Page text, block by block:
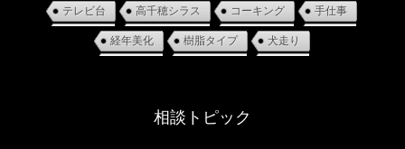
テレビ台 高千穂シラス コーキング 手仕事
経年美化 樹脂タイプ 犬走り
相談トピック